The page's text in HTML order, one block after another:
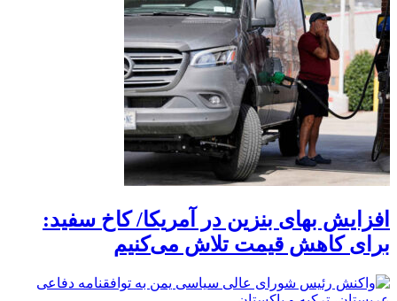
افزایش بهای بنزین در آمریکا/ کاخ سفید:
برای کاهش قیمت تلاش می‌کنیم